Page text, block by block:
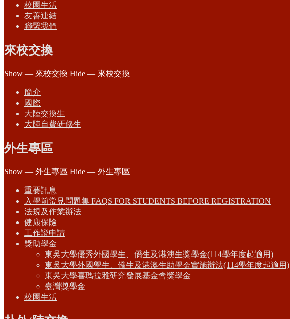
校園生活
友善連結
聯繫我們
來校交換
Show — 來校交換 Hide — 來校交換
簡介
國際
大陸交換生
大陸自費研修生
外生專區
Show — 外生專區 Hide — 外生專區
重要訊息
入學前常見問題集 FAQS FOR STUDENTS BEFORE REGISTRATION
法規及作業辦法
健康保險
工作證申請
獎助學金
東吳大學優秀外國學生、僑生及港澳生獎學金(114學年度起適用)
東吳大學外國學生、僑生及港澳生助學金實施辦法(114學年度起適用)
東吳大學喜瑪拉雅研究發展基金會獎學金
臺灣獎學金
校園生活